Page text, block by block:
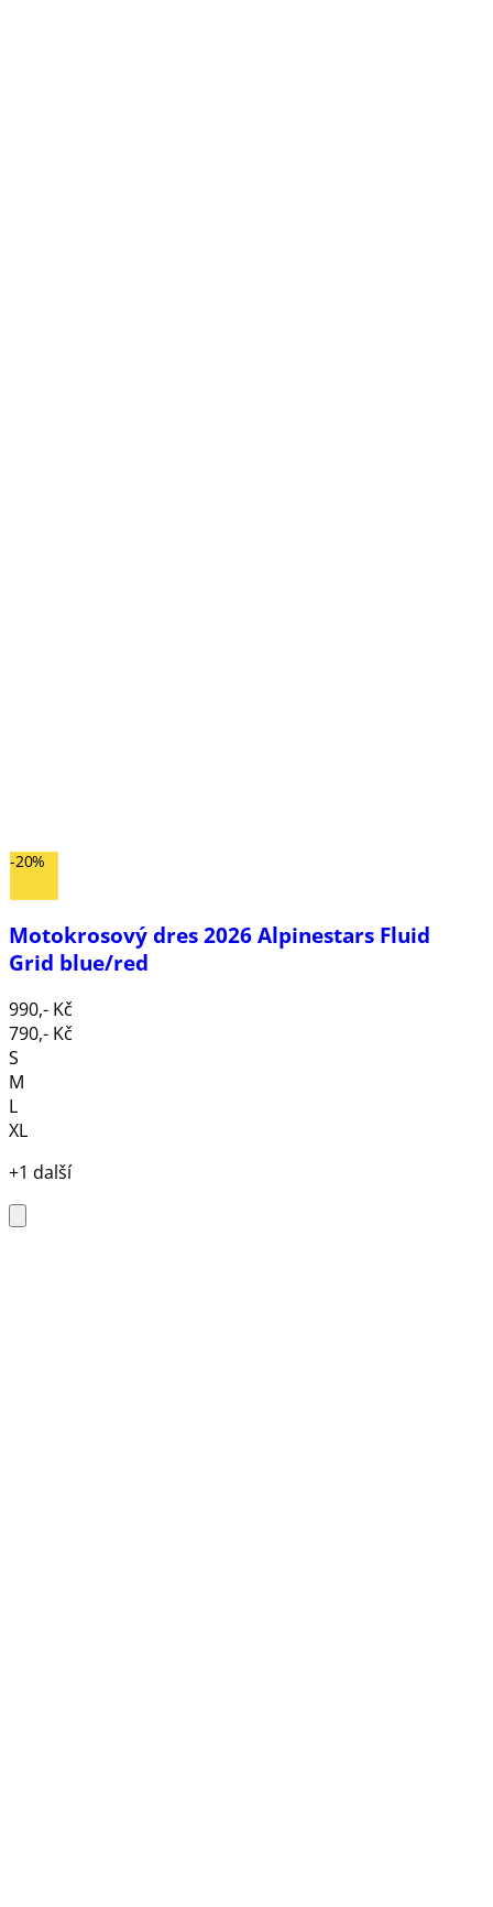
-20%
Motokrosový dres 2026 Alpinestars Fluid
Grid blue/red
990,- Kč
790,- Kč
S
M
L
XL
+1 další